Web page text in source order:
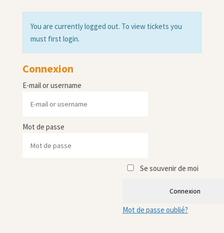
You are currently logged out. To view tickets you
must first login.
Connexion
E-mail or username
Mot de passe
Se souvenir de moi
Connexion
Mot de passe oublié?